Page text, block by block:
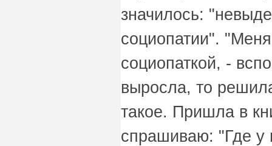
значилось:
социопатии".
социопаткой, -
выросла, то
такое. Пришла в
спрашиваю: "Где у